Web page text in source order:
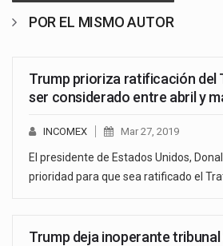
POR EL MISMO AUTOR
Trump prioriza ratificación del
ser considerado entre abril y
INCOMEX Mar 27, 2019
El presidente de Estados Unidos,
prioridad para que sea ratificado el
Trump deja inoperante tribunal